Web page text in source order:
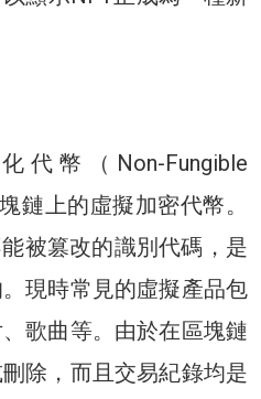
代幣（Non-Fungible
鏈上的虛擬加密代幣。
被篡改的識別代碼，是
現時常見的虛擬產品包
歌曲等。由於在區塊鏈
除，而且交易紀錄均是